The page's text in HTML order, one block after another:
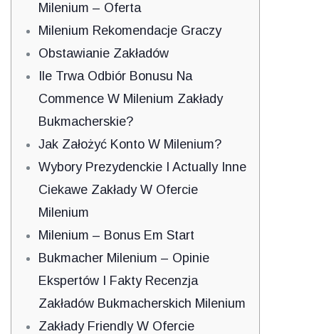
Milenium – Oferta
Milenium Rekomendacje Graczy
Obstawianie Zakładów
Ile Trwa Odbiór Bonusu Na
Commence W Milenium Zakłady
Bukmacherskie?
Jak Założyć Konto W Milenium?
Wybory Prezydenckie I Actually Inne
Ciekawe Zakłady W Ofercie
Milenium
Milenium – Bonus Em Start
Bukmacher Milenium – Opinie
Ekspertów I Fakty Recenzja
Zakładów Bukmacherskich Milenium
Zakłady Friendly W Ofercie